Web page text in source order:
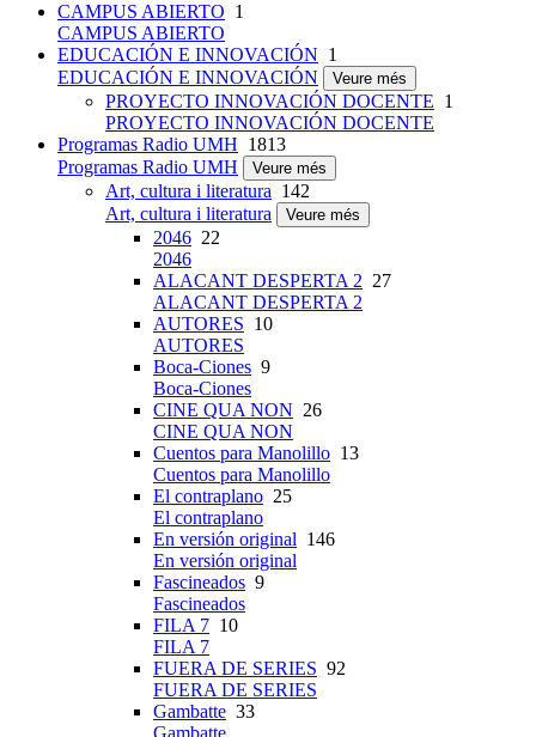
CAMPUS ABIERTO 1
CAMPUS ABIERTO
EDUCACIÓN E INNOVACIÓN 1
EDUCACIÓN E INNOVACIÓN
Veure més
PROYECTO INNOVACIÓN DOCENTE 1
PROYECTO INNOVACIÓN DOCENTE
Programas Radio UMH 1813
Programas Radio UMH
Veure més
Art, cultura i literatura 142
Art, cultura i literatura
Veure més
2046 22
2046
ALACANT DESPERTA 2 27
ALACANT DESPERTA 2
AUTORES 10
AUTORES
Boca-Ciones 9
Boca-Ciones
CINE QUA NON 26
CINE QUA NON
Cuentos para Manolillo 13
Cuentos para Manolillo
El contraplano 25
El contraplano
En versión original 146
En versión original
Fascineados 9
Fascineados
FILA 7 10
FILA 7
FUERA DE SERIES 92
FUERA DE SERIES
Gambatte 33